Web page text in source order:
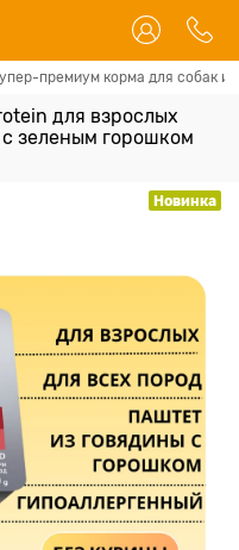
премиум корма для собак и
для взрослых
зеленым горошком
Новинка